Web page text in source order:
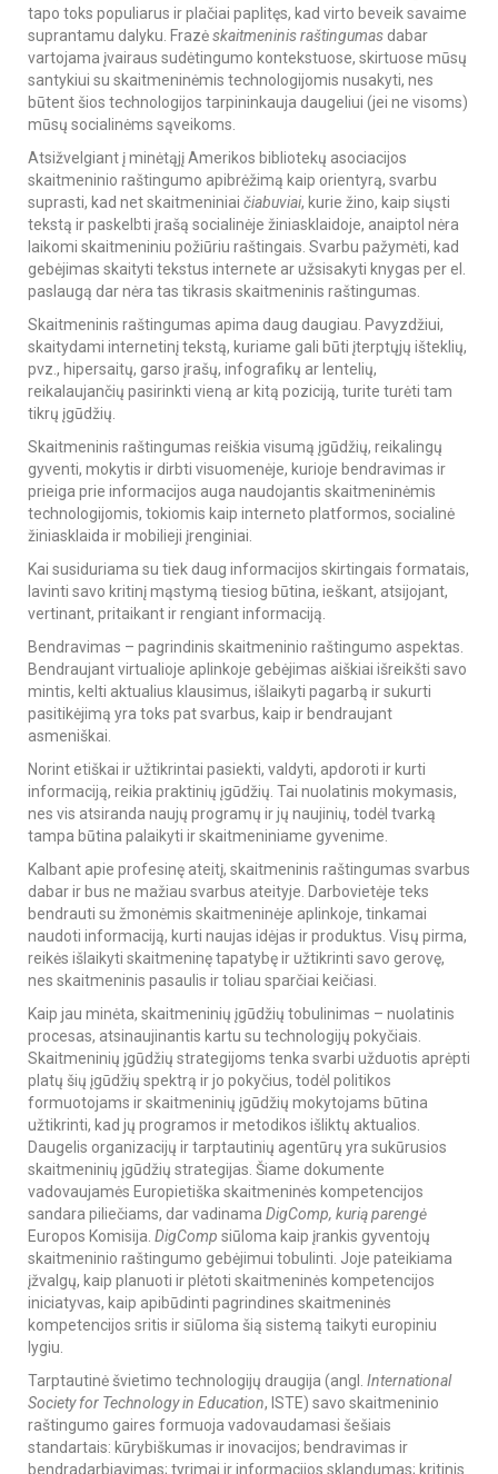
tapo toks populiarus ir plačiai paplitęs, kad virto beveik savaime
suprantamu dalyku. Frazėskaitmeninis raštingumas dabar
vartojama įvairaus sudėtingumo kontekstuose, skirtuose mūsų
santykiui su skaitmeninėmis technologijomis nusakyti, nes
būtent šios technologijos tarpininkauja daugeliui (jei ne visoms)
mūsų socialinėms sąveikoms.
Atsižvelgiant į minėtąjį Amerikos bibliotekų asociacijos
skaitmeninio raštingumo apibrėžimą kaip orientyrą, svarbu
suprasti, kad net skaitmeniniai čiabuviai, kurie žino, kaip siųsti
tekstą ir paskelbti įrašą socialinėje žiniasklaidoje, anaiptol nėra
laikomi skaitmeniniu požiūriu raštingais. Svarbu pažymėti, kad
gebėjimas skaityti tekstus internete ar užsisakyti knygas per el.
paslaugą dar nėra tas tikrasis skaitmeninis raštingumas.
Skaitmeninis raštingumas apima daug daugiau. Pavyzdžiui,
skaitydami internetinį tekstą, kuriame gali būti įterptųjų išteklių,
pvz., hipersaitų, garso įrašų, infografikų ar lentelių,
reikalaujančių pasirinkti vieną ar kitą poziciją, turite turėti tam
tikrų įgūdžių.
Skaitmeninis raštingumas reiškia visumą įgūdžių, reikalingų
gyventi, mokytis ir dirbti visuomenėje, kurioje bendravimas ir
prieiga prie informacijos auga naudojantis skaitmeninėmis
technologijomis, tokiomis kaip interneto platformos, socialinė
žiniasklaida ir mobilieji įrenginiai.
Kai susiduriama su tiek daug informacijos skirtingais formatais,
lavinti savo kritinį mąstymą tiesiog būtina, ieškant, atsijojant,
vertinant, pritaikant ir rengiant informaciją.
Bendravimas – pagrindinis skaitmeninio raštingumo aspektas.
Bendraujant virtualioje aplinkoje gebėjimas aiškiai išreikšti savo
mintis, kelti aktualius klausimus, išlaikyti pagarbą ir sukurti
pasitikėjimą yra toks pat svarbus, kaip ir bendraujant
asmeniškai.
Norint etiškai ir užtikrintai pasiekti, valdyti, apdoroti ir kurti
informaciją, reikia praktinių įgūdžių. Tai nuolatinis mokymasis,
nes vis atsiranda naujų programų ir jų naujinių, todėl tvarką
tampa būtina palaikyti ir skaitmeniniame gyvenime.
Kalbant apie profesinę ateitį, skaitmeninis raštingumas svarbus
dabar ir bus ne mažiau svarbus ateityje. Darbovietėje teks
bendrauti su žmonėmis skaitmeninėje aplinkoje, tinkamai
naudoti informaciją, kurti naujas idėjas ir produktus. Visų pirma,
reikės išlaikyti skaitmeninę tapatybę ir užtikrinti savo gerovę,
nes skaitmeninis pasaulis ir toliau sparčiai keičiasi.
Kaip jau minėta, skaitmeninių įgūdžių tobulinimas – nuolatinis
procesas, atsinaujinantis kartu su technologijų pokyčiais.
Skaitmeninių įgūdžių strategijoms tenka svarbi užduotis aprėpti
platų šių įgūdžių spektrą ir jo pokyčius, todėl politikos
formuotojams ir skaitmeninių įgūdžių mokytojams būtina
užtikrinti, kad jų programos ir metodikos išliktų aktualios.
Daugelis organizacijų ir tarptautinių agentūrų yra sukūrusios
skaitmeninių įgūdžių strategijas. Šiame dokumente
vadovaujamės Europietiška skaitmeninės kompetencijos
sandara piliečiams, dar vadinama DigComp, kurią parengė
Europos Komisija. DigComp siūloma kaip įrankis gyventojų
skaitmeninio raštingumo gebėjimui tobulinti. Joje pateikiama
įžvalgų, kaip planuoti ir plėtoti skaitmeninės kompetencijos
iniciatyvas, kaip apibūdinti pagrindines skaitmeninės
kompetencijos sritis ir siūloma šią sistemą taikyti europiniu
lygiu.
Tarptautinė švietimo technologijų draugija (angl. International
Society for Technology in Education, ISTE) savo skaitmeninio
raštingumo gaires formuoja vadovaudamasi šešiais
standartais: kūrybiškumas ir inovacijos; bendravimas ir
bendradarbiavimas; tyrimai ir informacijos sklandumas; kritinis